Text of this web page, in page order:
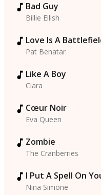
Bad Guy
Billie Eilish
Love Is A
Pat Benatar
Like A Boy
Ciara
Cœur Noir
Eva Queen
Zombie
The Cranberries
I Put A Spell On
Nina Simone